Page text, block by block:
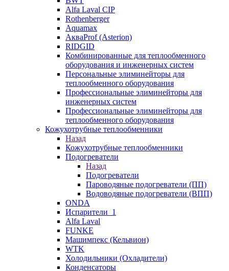
Alfa Laval CIP
Rothenberger
Aquamax
АкваProf (Asterion)
RIDGID
Комбинированные для теплообменного
оборудования и инженерных систем
Персональные элиминейторы для
теплообменного оборудования
Профессиональные элиминейторы для
инженерных систем
Профессиональные элиминейторы для
теплообменного оборудования
Кожухотрубные теплообменники
Назад
Кожухотрубные теплообменники
Подогреватели
Назад
Подогреватели
Пароводяные подогреватели (ПП)
Водоводяные подогреватели (ВПП)
ONDA
Испарители_1
Alfa Laval
FUNKE
Машимпекс (Кельвион)
WTK
Холодильники (Охладители)
Конденсаторы